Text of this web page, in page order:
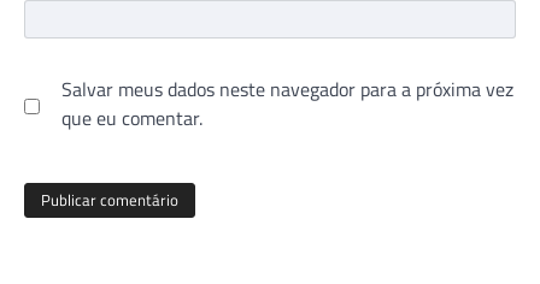
Salvar meus dados neste navegador para a próxima vez
que eu comentar.